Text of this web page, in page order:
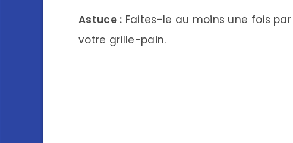
Astuce : Faites-le au moins une fois
votre grille-pain.